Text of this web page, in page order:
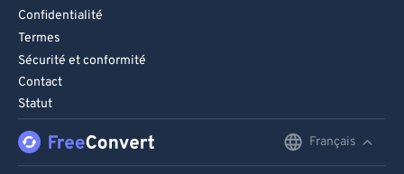
Confidentialité
Termes
Sécurité et conformité
Contact
Statut
Français